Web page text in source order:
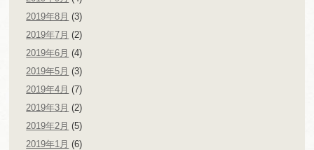
2019年8月 (3)
2019年7月 (2)
2019年6月 (4)
2019年5月 (3)
2019年4月 (7)
2019年3月 (2)
2019年2月 (5)
2019年1月 (6)